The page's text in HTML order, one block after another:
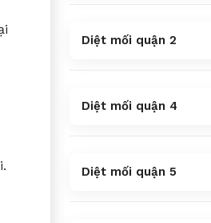
Diệt mối quận 2
Diệt mối quận 4
Diệt mối quận 5